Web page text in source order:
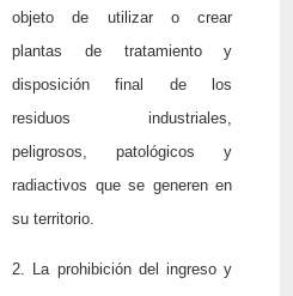
objeto de utilizar o crear
plantas de tratamiento y
disposición final de los
residuos industriales,
peligrosos, patológicos y
radiactivos que se generen en
su territorio.
2. La prohibición del ingreso y